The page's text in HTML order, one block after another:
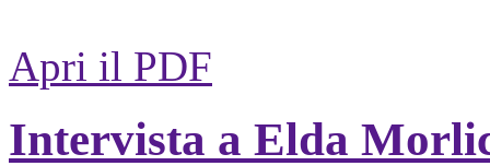
Apri il PDF
Intervista a Elda